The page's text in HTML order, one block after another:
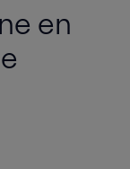
en